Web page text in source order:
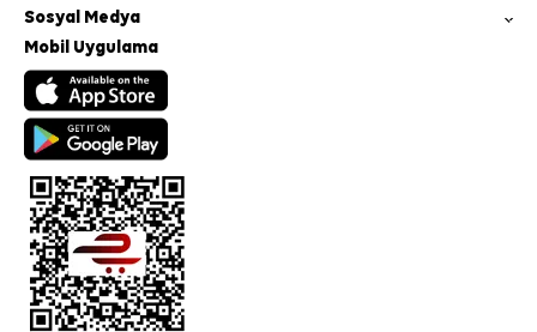
Sosyal Medya
Mobil Uygulama